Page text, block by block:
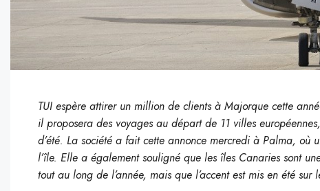
TUI espère attirer un million de clients à Majorque cette
il proposera des voyages au départ de 11 villes
d’été. La société a fait cette annonce mercredi à Palma,
l’île. Elle a également souligné que les îles Canaries sont
tout au long de l’année, mais que l’accent est mis en été sur